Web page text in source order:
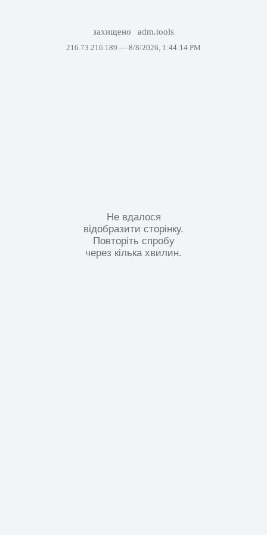
захищено adm.tools
216.73.216.189 — 8/8/2026, 1:44:14 PM
Не вдалося
відобразити сторінку.
Повторіть спробу
через кілька хвилин.